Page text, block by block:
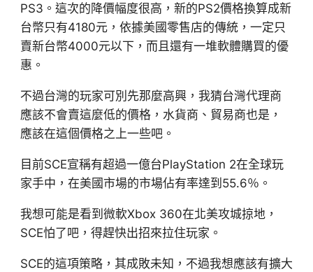
PS3。這次的降價幅度很高，新的PS2價格換算成新
台幣只有4180元，依據美國零售店的傳統，一定只
賣新台幣4000元以下，而且還有一堆軟體購買的優
惠。
不過台灣的玩家可別先那麼高興，我猜台灣代理商
應該不會賣這麼低的價格，水貨商、貿易商也是，
應該在這個價格之上一些吧。
目前SCE宣稱有超過一億台PlayStation 2在全球玩
家手中，在美國市場的市場佔有率達到55.6％。
我想可能是看到微軟Xbox 360在北美攻城掠地，
SCE怕了吧，得趕快出招來拉住玩家。
SCE的這項策略，其成敗未知，不過我想應該有擴大